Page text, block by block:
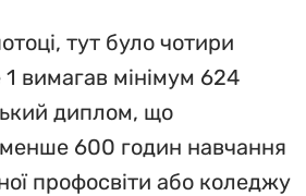
тут було чотири
вимагав мінімум 624
диплом, що
600 годин навчання
профосвіти або коледжу